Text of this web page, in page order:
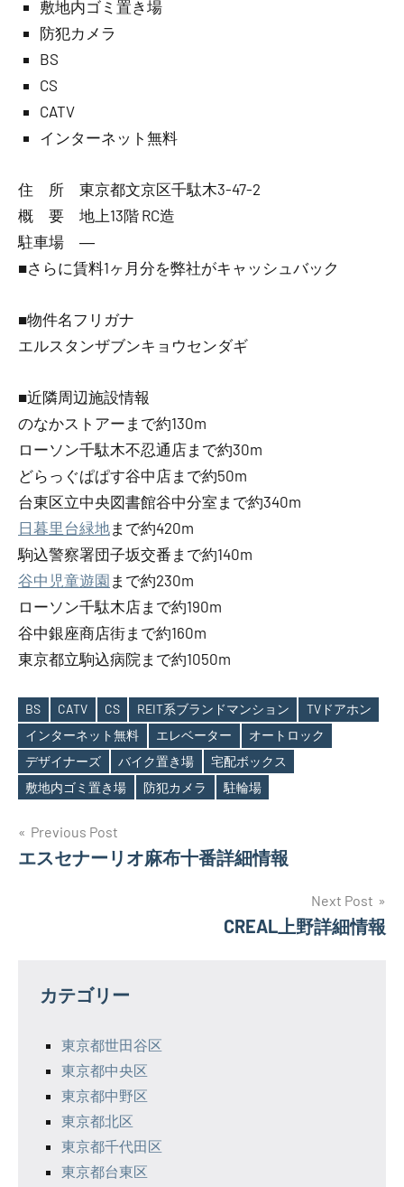
敷地内ゴミ置き場
防犯カメラ
BS
CS
CATV
インターネット無料
住 所 東京都文京区千駄木3-47-2
概 要 地上13階 RC造
駐車場 ―
■さらに賃料1ヶ月分を弊社がキャッシュバック
■物件名フリガナ
エルスタンザブンキョウセンダギ
■近隣周辺施設情報
のなかストアーまで約130m
ローソン千駄木不忍通店まで約30m
どらっぐぱぱす谷中店まで約50m
台東区立中央図書館谷中分室まで約340m
日暮里台緑地まで約420m
駒込警察署団子坂交番まで約140m
谷中児童遊園 まで約230m
ローソン千駄木店まで約190m
谷中銀座商店街まで約160m
東京都立駒込病院まで約1050m
Tags
BS CATV CS REIT系ブランドマンション
TVドアホン
インターネット無料
エレベーター
オートロック
デザイナーズ
バイク置き場
宅配ボックス
敷地内ゴミ置き場
防犯カメラ 駐輪場
投
稿
ー
Previous Post
エスセナーリオ麻布十番詳細情報
Next Post
CREAL上野詳細情報
カテゴリー
東京都世田谷区
東京都中央区
東京都中野区
東京都北区
東京都千代田区
東京都台東区